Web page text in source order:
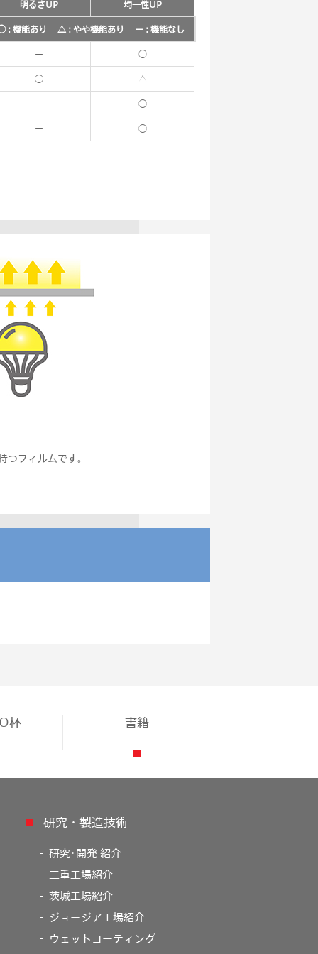
明るさUP 均一性UP
: 機能あり △ : やや機能あり ー : 機能なし
ー ◯
◯ △
ー ◯
ー ◯
フィルムです。
杯 書籍
研究・製造技術
研究･開発 紹介
三重工場紹介
茨城工場紹介
ジョージア工場紹介
ウェットコーティング